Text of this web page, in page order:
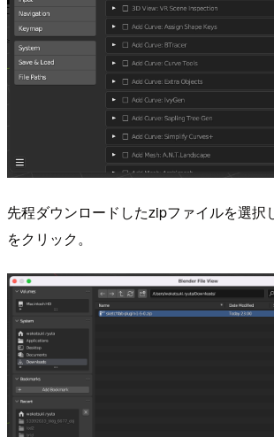
先程ダウンロードしたzipファイルを選択
をクリック。